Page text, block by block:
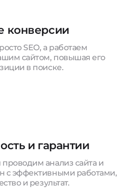
конверсии
SEO, а работаем
сайтом, повышая его
в поиске.
и гарантии
анализ сайта и
с эффективными работами,
и результат.